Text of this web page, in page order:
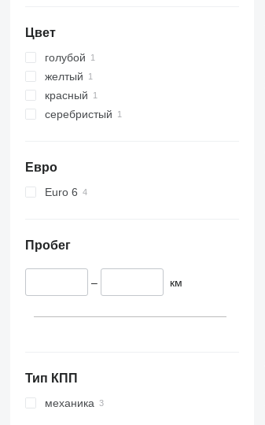
Цвет
голубой
желтый
красный
серебристый
Евро
Euro 6
Пробег
– км
Тип КПП
механика